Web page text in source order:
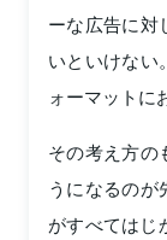
ーな広告に対
いといけない
ォーマットに
その考え方の
うになるの
がすべてはじ